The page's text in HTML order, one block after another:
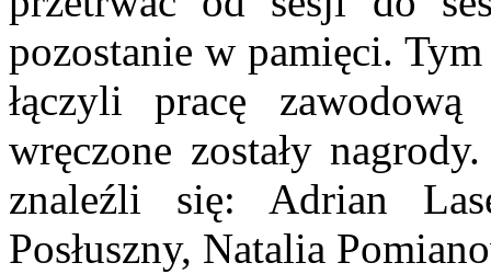
pozostanie w pamięci.
łączyli pracę
wręczone zostały
znaleźli się: Adrian
Posłuszny, Natalia